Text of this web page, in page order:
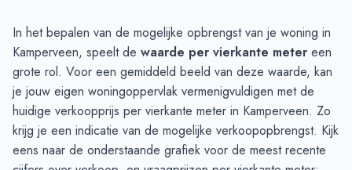
Huizenprijzen in Kamperveen-Afgelopen 3 maanden
Type
Bedrag
Vraagprijs in euro's
€ 822.900
Verkoopprijs in euro's
€ 669.500
In het bepalen van de mogelijke opbrengst van je woning in
Kamperveen, speelt de waarde per vierkante meter een
grote rol. Voor een gemiddeld beeld van deze waarde, kan
je jouw eigen woningoppervlak vermenigvuldigen met de
huidige verkoopprijs per vierkante meter in Kamperveen. Zo
krijg je een indicatie van de mogelijke verkoopopbrengst. Kijk
eens naar de onderstaande grafiek voor de meest recente